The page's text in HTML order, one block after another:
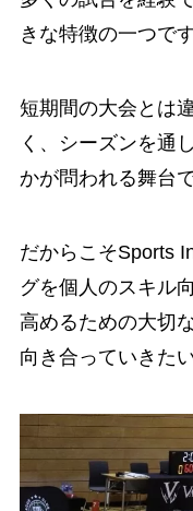
きな特徴の一つです
短期間の大会とは
く、シーズンを通
かが問われる舞台
だからこそSports
グを個人のスキル
高めるための大切
向き合っていきた